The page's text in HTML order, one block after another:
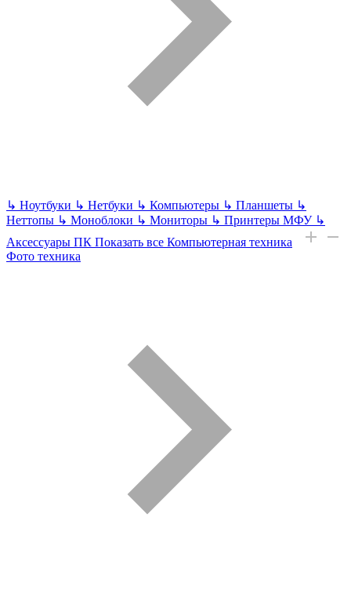
↳ Ноутбуки ↳ Нетбуки ↳ Компьютеры ↳ Планшеты ↳
Неттопы ↳ Моноблоки ↳ Мониторы ↳ Принтеры МФУ ↳
Аксессуары ПК Показать все Компьютерная техника
Фото техника